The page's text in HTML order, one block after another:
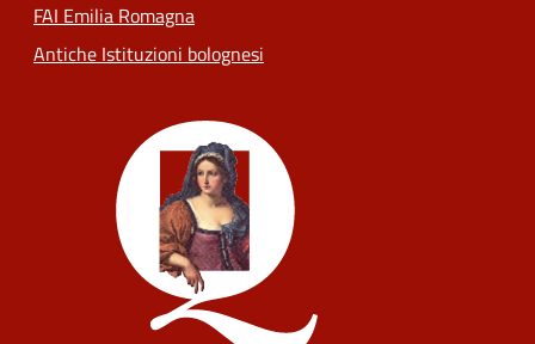
FAI Emilia Romagna
Antiche Istituzioni bolognesi